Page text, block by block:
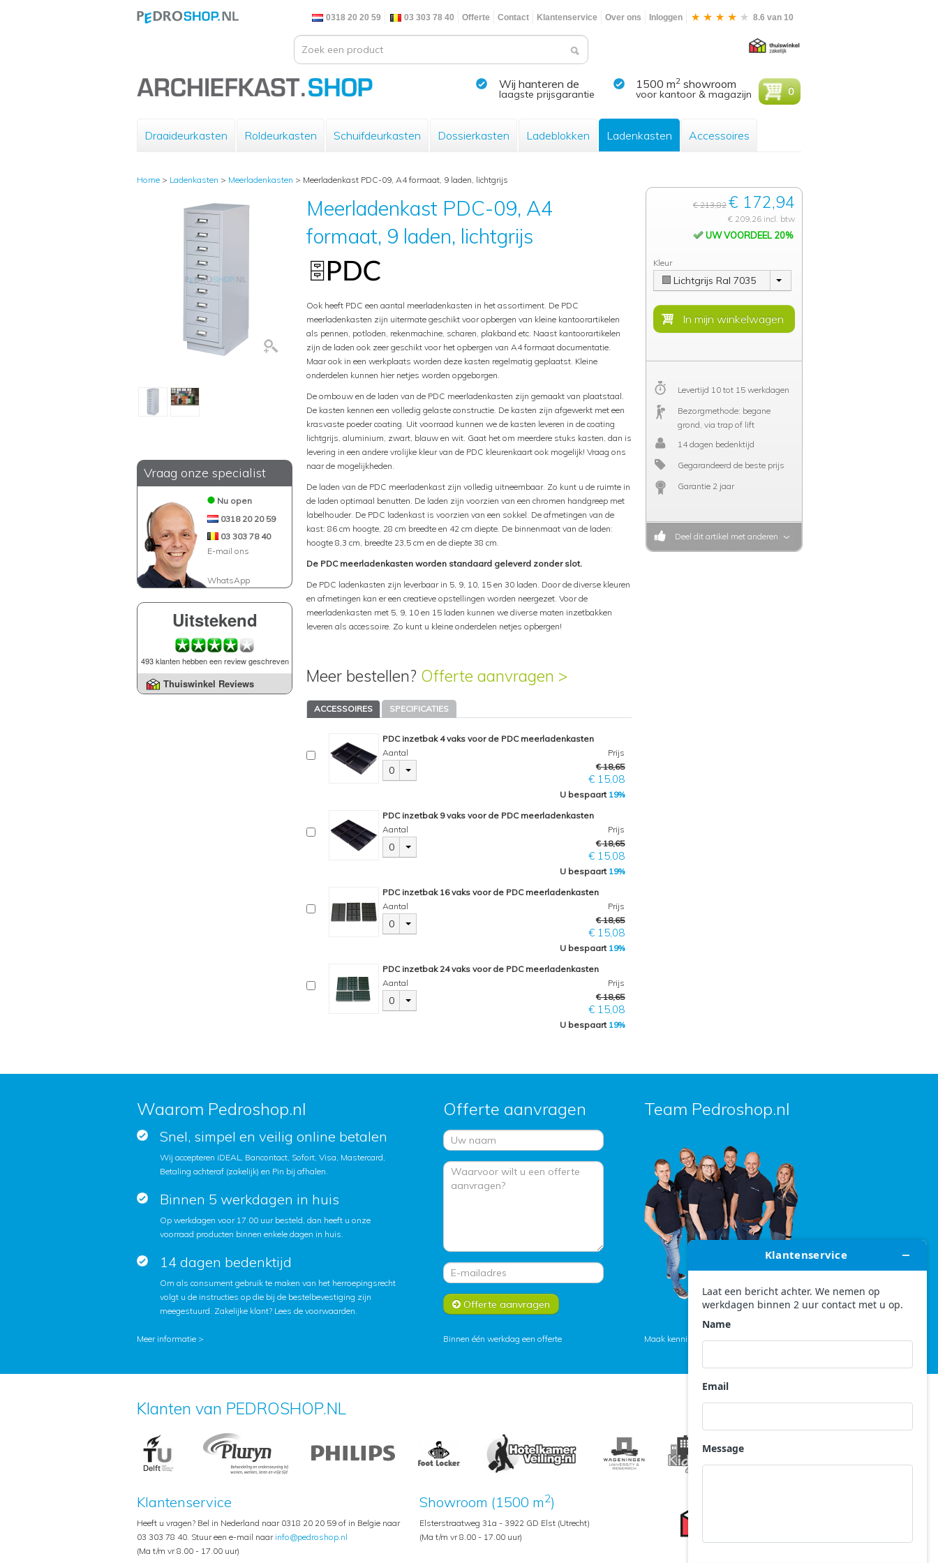
0318 20 20 59 03 303 78 40 Offerte Contact Klantenservice Over ons Inloggen 8.6 van 10
Wij hanteren de
laagste prijsgarantie
1500 m2 showroom
voor kantoor & magazijn 0
Draaideurkasten Roldeurkasten Schuifdeurkasten Dossierkasten Ladeblokken Ladenkasten Accessoires
Home > Ladenkasten > Meerladenkasten > Meerladenkast PDC-09, A4 formaat, 9 laden, lichtgrijs
Vraag onze specialist
Nu open
0318 20 20 59
03 303 78 40
E-mail ons
WhatsApp
Uitstekend
493 klanten hebben een review geschreven
Thuiswinkel Reviews
Meerladenkast PDC-09, A4
formaat, 9 laden, lichtgrijs
Ook heeft PDC een aantal meerladenkasten in het assortiment. De PDC
meerladenkasten zijn uitermate geschikt voor opbergen van kleine kantoorartikelen
als pennen, potloden, rekenmachine, scharen, plakband etc. Naast kantoorartikelen
zijn de laden ook zeer geschikt voor het opbergen van A4 formaat documentatie.
Maar ook in een werkplaats worden deze kasten regelmatig geplaatst. Kleine
onderdelen kunnen hier netjes worden opgeborgen.
De ombouw en de laden van de PDC meerladenkasten zijn gemaakt van plaatstaal.
De kasten kennen een volledig gelaste constructie. De kasten zijn afgewerkt met een
krasvaste poeder coating. Uit voorraad kunnen we de kasten leveren in de coating
lichtgrijs, aluminium, zwart, blauw en wit. Gaat het om meerdere stuks kasten, dan is
levering in een andere vrolijke kleur van de PDC kleurenkaart ook mogelijk! Vraag ons
naar de mogelijkheden.
De laden van de PDC meerladenkast zijn volledig uitneembaar. Zo kunt u de ruimte in
de laden optimaal benutten. De laden zijn voorzien van een chromen handgreep met
labelhouder. De PDC ladenkast is voorzien van een sokkel. De afmetingen van de
kast: 86 cm hoogte, 28 cm breedte en 42 cm diepte. De binnenmaat van de laden:
hoogte 8,3 cm, breedte 23,5 cm en de diepte 38 cm.
De PDC meerladenkasten worden standaard geleverd zonder slot.
De PDC ladenkasten zijn leverbaar in 5, 9, 10, 15 en 30 laden. Door de diverse kleuren
en afmetingen kan er een creatieve opstellingen worden neergezet. Voor de
meerladenkasten met 5, 9, 10 en 15 laden kunnen we diverse maten inzetbakken
leveren als accessoire. Zo kunt u kleine onderdelen netjes opbergen!
Meer bestellen? Offerte aanvragen >
ACCESSOIRES SPECIFICATIES
PDC inzetbak 4 vaks voor de PDC meerladenkasten
Aantal
0
Prijs
€ 18,65
€ 15,08
U bespaart 19%
PDC inzetbak 9 vaks voor de PDC meerladenkasten
Aantal
0
Prijs
€ 18,65
€ 15,08
U bespaart 19%
PDC inzetbak 16 vaks voor de PDC meerladenkasten
Aantal
0
Prijs
€ 18,65
€ 15,08
U bespaart 19%
PDC inzetbak 24 vaks voor de PDC meerladenkasten
Aantal
0
Prijs
€ 18,65
€ 15,08
U bespaart 19%
€ 213,82 € 172,94
€ 209,26 incl. btw
UW VOORDEEL 20%
Kleur
Lichtgrijs Ral 7035
Levertijd 10 tot 15 werkdagen
Bezorgmethode: begane
grond, via trap of lift
14 dagen bedenktijd
Gegarandeerd de beste prijs
Garantie 2 jaar
Deel dit artikel met anderen
Waarom Pedroshop.nl
Snel, simpel en veilig online betalen
Wij accepteren iDEAL, Bancontact, Sofort, Visa, Mastercard,
Betaling achteraf (zakelijk) en Pin bij afhalen.
Binnen 5 werkdagen in huis
Op werkdagen voor 17.00 uur besteld, dan heeft u onze
voorraad producten binnen enkele dagen in huis.
14 dagen bedenktijd
Om als consument gebruik te maken van het herroepingsrecht
volgt u de instructies op die bij de bestelbevestiging zijn
meegestuurd. Zakelijke klant? Lees de voorwaarden.
Offerte aanvragen
Offerte aanvragen
Team Pedroshop.nl
Meer informatie > Binnen één werkdag een offerte Maak kennis met het team >
Klanten van PEDROSHOP.NL
Klantenservice
Heeft u vragen? Bel in Nederland naar 0318 20 20 59 of in Belgie naar
03 303 78 40. Stuur een e-mail naar info@pedroshop.nl
(Ma t/m vr 8.00 - 17.00 uur)
Showroom (1500 m2)
Elsterstraatweg 31a - 3922 GD Elst (Utrecht)
(Ma t/m vr 8.00 - 17.00 uur)